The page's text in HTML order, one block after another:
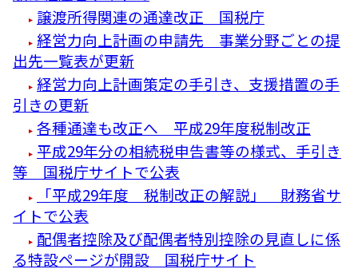
譲渡所得関連の通達改正 国税庁
経営力向上計画の申請先 事業分野ごとの提
出先一覧表が更新
経営力向上計画策定の手引き、支援措置の手
引きの更新
各種通達も改正へ 平成29年度税制改正
平成29年分の相続税申告書等の様式、手引き
等 国税庁サイトで公表
「平成29年度 税制改正の解説」 財務省サ
イトで公表
配偶者控除及び配偶者特別控除の見直しに係
る特設ページが開設 国税庁サイト